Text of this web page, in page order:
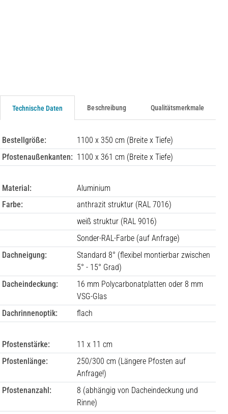
Technische Daten Beschreibung Qualitätsmerkmale
Bestellgröße:
1100 x 350 cm (Breite x Tiefe)
Pfostenaußenkanten: 1100 x 361 cm (Breite x Tiefe)
Material:
Aluminium
Farbe:
anthrazit struktur (RAL 7016)
weiß struktur (RAL 9016)
Sonder-RAL-Farbe (auf Anfrage)
Dachneigung:
Standard 8° (flexibel montierbar zwischen
5° - 15° Grad)
Dacheindeckung:
16 mm Polycarbonatplatten oder 8 mm
VSG-Glas
Dachrinnenoptik:
flach
Pfostenstärke:
11 x 11 cm
Pfostenlänge:
250/300 cm (Längere Pfosten auf
Anfrage!)
Pfostenanzahl:
8 (abhängig von Dacheindeckung und
Rinne)